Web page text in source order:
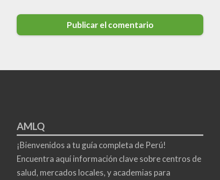
AMLQ
¡Bienvenidos a tu guía completa de Perú!
Encuentra aquí información clave sobre centros de
salud, mercados locales, y academias para